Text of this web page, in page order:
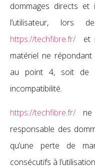
dommages directs et
l’utilisateur, lors
https://techfibre.fr/ et
matériel ne
au point 4, soit de
incompatibilité.
https://techfibre.fr/ ne
responsable des
qu’une perte de
consécutifs à